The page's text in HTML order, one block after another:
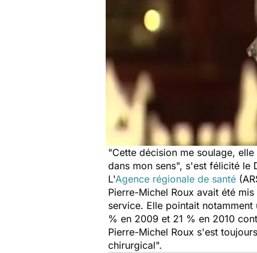
"Cette décision me soulage,
dans mon sens", s'est félicité le
L'Agence régionale de santé
Pierre-Michel Roux avait été
service. Elle pointait
% en 2009 et 21 % en 2010
Pierre-Michel Roux s'est
chirurgical".